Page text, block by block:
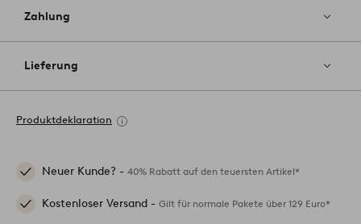
Zahlung
Lieferung
Produktdeklaration
Neuer Kunde? - 40% Rabatt auf den teuersten Artikel*
Kostenloser Versand - Gilt für normale Pakete über 129 Euro*